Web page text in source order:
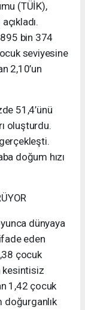
(TÜİK),
895 bin 374
seviyesine
2,10’un
51,4’ünü
oluşturdu.
doğum hızı
dünyaya
eden
çocuk
kesintisiz
1,42 çocuk
doğurganlık